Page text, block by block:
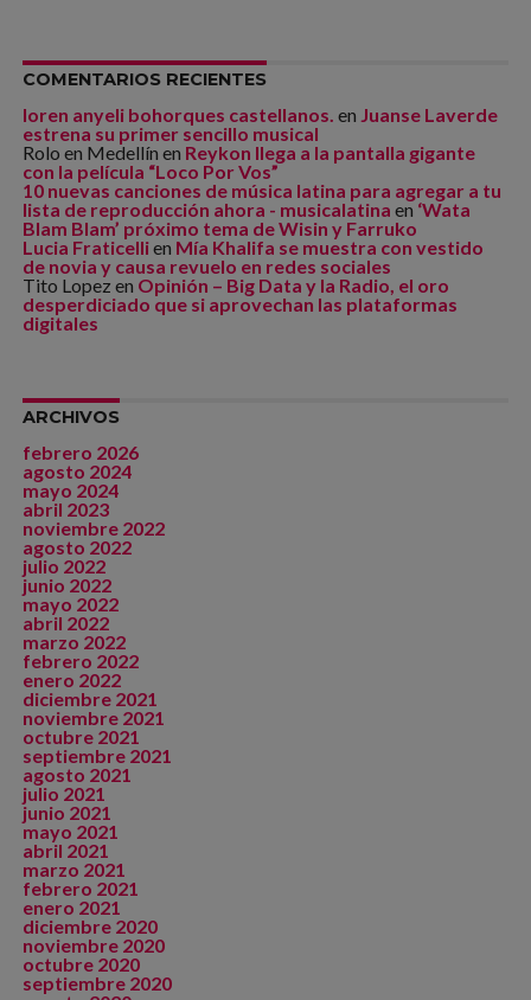
COMENTARIOS RECIENTES
loren anyeli bohorques castellanos. en Juanse Laverde
estrena su primer sencillo musical
Rolo en Medellín en Reykon llega a la pantalla gigante
con la película “Loco Por Vos”
10 nuevas canciones de música latina para agregar a tu
lista de reproducción ahora - musicalatina en ‘Wata
Blam Blam’ próximo tema de Wisin y Farruko
Lucia Fraticellien Mía Khalifa se muestra con vestido
de novia y causa revuelo en redes sociales
Tito Lopez en Opinión – Big Data y la Radio, el oro
desperdiciado que si aprovechan las plataformas
digitales
ARCHIVOS
febrero 2026
agosto 2024
mayo 2024
abril 2023
noviembre 2022
agosto 2022
julio 2022
junio 2022
mayo 2022
abril 2022
marzo 2022
febrero 2022
enero 2022
diciembre 2021
noviembre 2021
octubre 2021
septiembre 2021
agosto 2021
julio 2021
junio 2021
mayo 2021
abril 2021
marzo 2021
febrero 2021
enero 2021
diciembre 2020
noviembre 2020
octubre 2020
septiembre 2020